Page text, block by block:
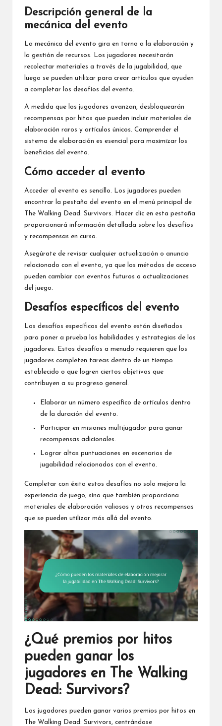
Descripción general de la
mecánica del evento
La mecánica del evento gira en torno a la elaboración y
la gestión de recursos. Los jugadores necesitarán
recolectar materiales a través de la jugabilidad, que
luego se pueden utilizar para crear artículos que ayuden
a completar los desafíos del evento.
A medida que los jugadores avanzan, desbloquearán
recompensas por hitos que pueden incluir materiales de
elaboración raros y artículos únicos. Comprender el
sistema de elaboración es esencial para maximizar los
beneficios del evento.
Cómo acceder al evento
Acceder al evento es sencillo. Los jugadores pueden
encontrar la pestaña del evento en el menú principal de
The Walking Dead: Survivors. Hacer clic en esta pestaña
proporcionará información detallada sobre los desafíos
y recompensas en curso.
Asegúrate de revisar cualquier actualización o anuncio
relacionado con el evento, ya que los métodos de acceso
pueden cambiar con eventos futuros o actualizaciones
del juego.
Desafíos específicos del evento
Los desafíos específicos del evento están diseñados
para poner a prueba las habilidades y estrategias de los
jugadores. Estos desafíos a menudo requieren que los
jugadores completen tareas dentro de un tiempo
establecido o que logren ciertos objetivos que
contribuyen a su progreso general.
Elaborar un número específico de artículos dentro
de la duración del evento.
Participar en misiones multijugador para ganar
recompensas adicionales.
Lograr altas puntuaciones en escenarios de
jugabilidad relacionados con el evento.
Completar con éxito estos desafíos no solo mejora la
experiencia de juego, sino que también proporciona
materiales de elaboración valiosos y otras recompensas
que se pueden utilizar más allá del evento.
¿Qué premios por hitos
pueden ganar los
jugadores en The Walking
Dead: Survivors?
Los jugadores pueden ganar varios premios por hitos en
The Walking Dead: Survivors, centrándose